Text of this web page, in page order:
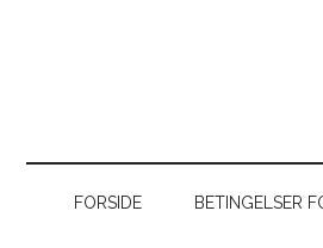
FORSIDE BETINGELSER